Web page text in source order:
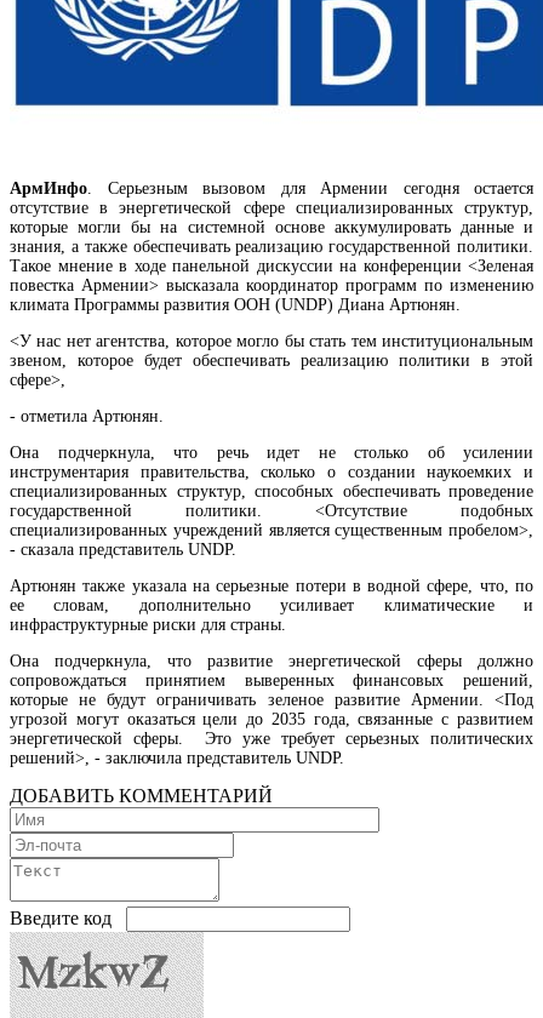
КГД выявил налоговые нарушения еще на одном объекте Гагика Царукяна
Международный бренд Subway рассматривает возможность выхода на армянский
АрмИнфо . Серьезным вызовом для Армении сегодня остается
отсутствие в энергетической сфере специализированных структур,
которые могли бы на системной основе аккумулировать данные и
знания, а также обеспечивать реализацию государственной политики.
Такое мнение в ходе панельной дискуссии на конференции <Зеленая
повестка Армении> высказала координатор программ по изменению
климата Программы развития ООН (UNDP) Диана Артюнян.
<У нас нет агентства, которое могло бы стать тем институциональным
звеном, которое будет обеспечивать реализацию политики в этой
сфере>,
- отметила Артюнян.
Она подчеркнула, что речь идет не столько об усилении
инструментария правительства, сколько о создании наукоемких и
специализированных структур, способных обеспечивать проведение
государственной политики. <Отсутствие подобных
специализированных учреждений является существенным пробелом>,
- сказала представитель UNDP.
Артюнян также указала на серьезные потери в водной сфере, что, по
ее словам, дополнительно усиливает климатические и
инфраструктурные риски для страны.
Она подчеркнула, что развитие энергетической сферы должно
сопровождаться принятием выверенных финансовых решений,
которые не будут ограничивать зеленое развитие Армении. <Под
угрозой могут оказаться цели до 2035 года, связанные с развитием
энергетической сферы. Это уже требует серьезных политических
решений>, - заключила представитель UNDP.
ДОБАВИТЬ КОММЕНТАРИЙ
Введите код